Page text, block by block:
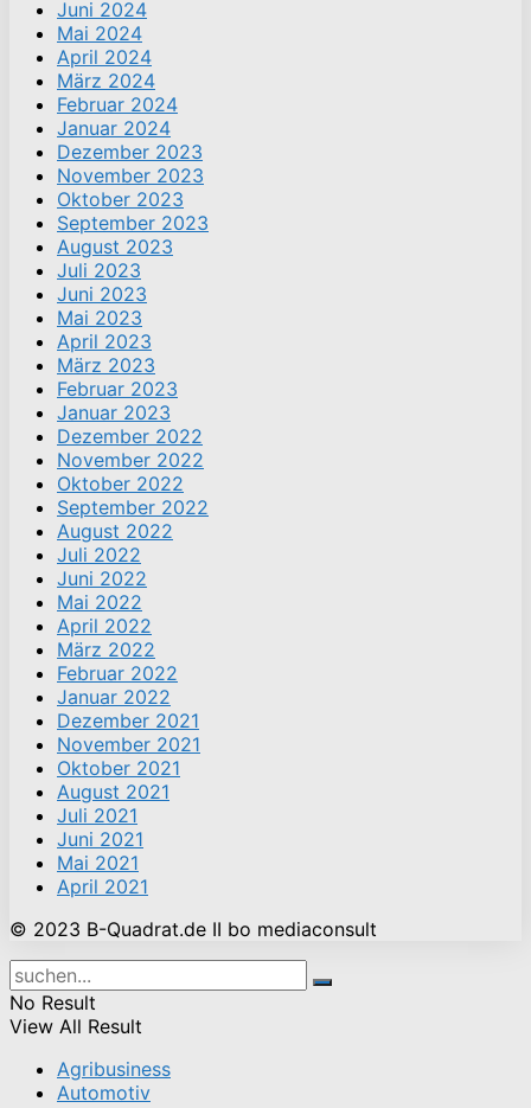
Juni 2024
Mai 2024
April 2024
März 2024
Februar 2024
Januar 2024
Dezember 2023
November 2023
Oktober 2023
September 2023
August 2023
Juli 2023
Juni 2023
Mai 2023
April 2023
März 2023
Februar 2023
Januar 2023
Dezember 2022
November 2022
Oktober 2022
September 2022
August 2022
Juli 2022
Juni 2022
Mai 2022
April 2022
März 2022
Februar 2022
Januar 2022
Dezember 2021
November 2021
Oktober 2021
August 2021
Juli 2021
Juni 2021
Mai 2021
April 2021
© 2023 B-Quadrat.de II bo mediaconsult
No Result
View All Result
Agribusiness
Automotiv